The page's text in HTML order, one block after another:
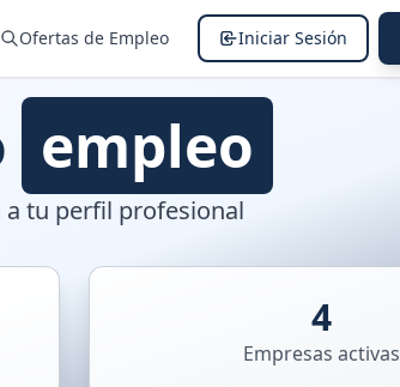
Ofertas de Empleo Iniciar Sesión
empleo
a tu perfil profesional
4
Empresas activas